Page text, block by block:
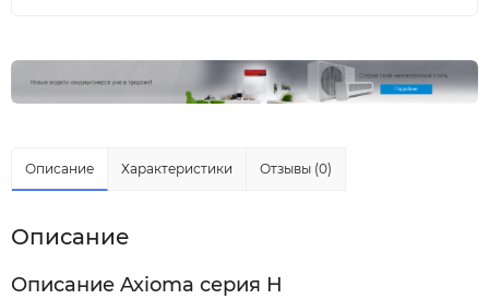
Описание Характеристики Отзывы (0)
Описание
Описание Axioma серия H